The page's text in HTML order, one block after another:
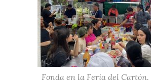
Fonda en la Feria del Cartón.